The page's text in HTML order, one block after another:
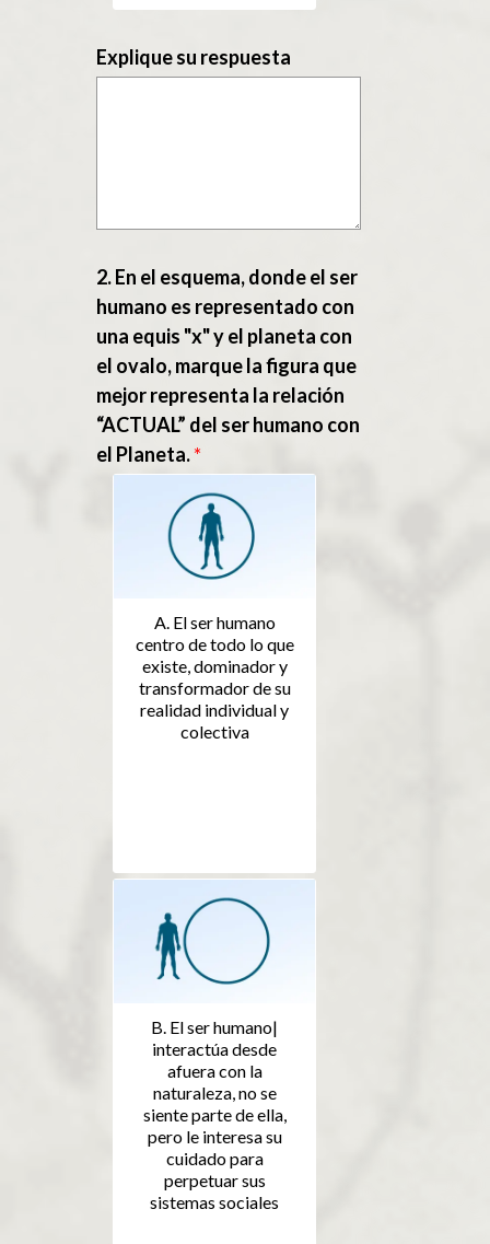
Explique su respuesta
2. En el esquema, donde el ser
humano es representado con
una equis "x" y el planeta con
el ovalo, marque la figura que
mejor representa la relación
“ACTUAL” del ser humano con
el Planeta.*
A. El ser humano
centro de todo lo que
existe, dominador y
transformador de su
realidad individual y
colectiva
B. El ser humano|
interactúa desde
afuera con la
naturaleza, no se
siente parte de ella,
pero le interesa su
cuidado para
perpetuar sus
sistemas sociales